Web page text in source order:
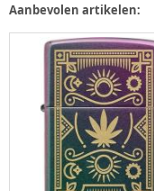
Aanbevolen artikelen: